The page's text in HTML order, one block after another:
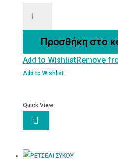
Άλεσης
324g
ποσότητα
Προσθήκη στο
Add to WishlistRemove
Add to Wishlist
Quick View
